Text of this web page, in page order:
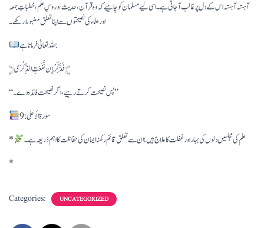
آہستہ آہستہ اس کے دل پر غالب آ جاتی ہے۔ اسی لیے مسلمان کو چاہیے کہ وہ قرآن، حدیث، دروسِ علم، خطباتِ جمعہ
اور علماء کی نصیحتوں سے اپنا تعلق مضبوط رکھے۔
اللہ تعالیٰ فرماتا ہے:
﴿فَذَكِّرْ إِن نَّفَعَتِ الذِّكْرَى﴾
“پس نصیحت کرتے رہیے، اگر نصیحت فائدہ دے۔”
سورۃ الأعلى: 9
*
علم کی مجلسیں دلوں کی بہار اور غفلت کا علاج ہیں؛ ان سے تعلق قائم رکھنا ایمان کی حفاظت کا اہم ذریعہ ہے۔
*
Categories: UNCATEGORIZED